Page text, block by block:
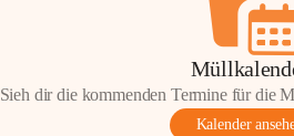
Sieh dir die kommenden Termine für die
Kalender